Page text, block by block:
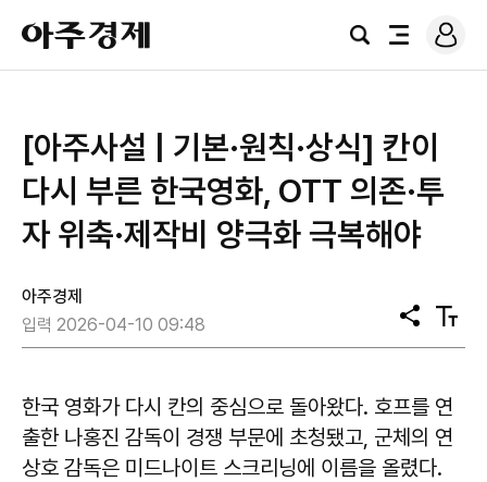
아
주
경
검
전
로
그
[아주사설 | 기본·원칙·상식] 칸이
다시 부른 한국영화, OTT 의존·투
자 위축·제작비 양극화 극복해야
아주경제
입력 2026-04-10 09:48
공
유
텍
스
기
한국 영화가 다시 칸의 중심으로 돌아왔다. 호프를 연
출한 나홍진 감독이 경쟁 부문에 초청됐고, 군체의 연
상호 감독은 미드나이트 스크리닝에 이름을 올렸다.